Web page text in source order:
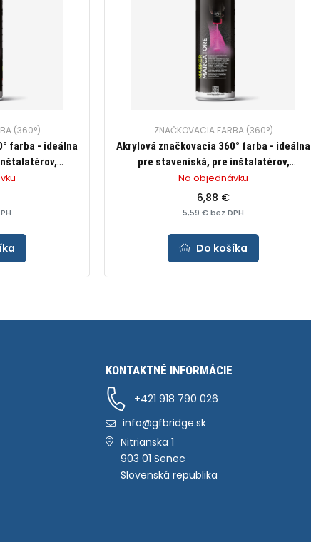
(360°)
farba - ideálna
cestárske
500ml
ZNAČKOVACIA FARBA (360°)
Akrylová značkovacia 360° farba - ideálna
pre staveniská, pre inštalatérov,
elektrikárov, na trasovanie, cestárske
značenie, zn. HQS (čierna), 500ml
Na objednávku
6,88 €
5,59 € bez DPH
Do košíka
KONTAKTNÉ INFORMÁCIE
+421 918 790 026
info@gfbridge.sk
Nitrianska 1
903 01 Senec
Slovenská republika